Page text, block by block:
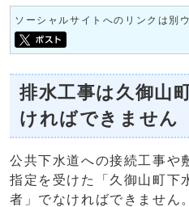
ソーシャルサイトへのリンクは別
排水工事は久御山
ければできません
公共下水道への接続工事や
指定を受けた「久御山町下
者」でなければできません。